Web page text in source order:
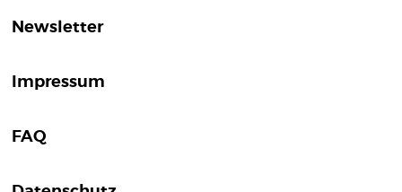
Newsletter
Impressum
FAQ